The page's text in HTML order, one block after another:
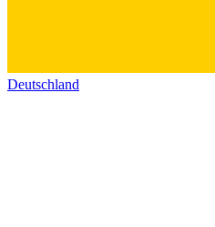
Deutschland